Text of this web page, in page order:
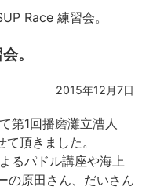
Race 練習会。
。
2015年12月7日
第1回播磨灘立漕人
頂きました。
るパドル講座や海上
の原田さん、だいさん